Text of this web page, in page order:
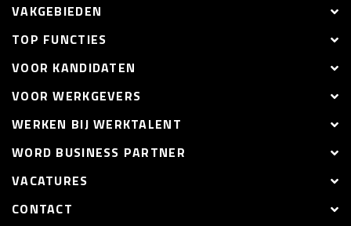
VAKGEBIEDEN
TOP FUNCTIES
VOOR KANDIDATEN
VOOR WERKGEVERS
WERKEN BIJ WERKTALENT
WORD BUSINESS PARTNER
VACATURES
CONTACT